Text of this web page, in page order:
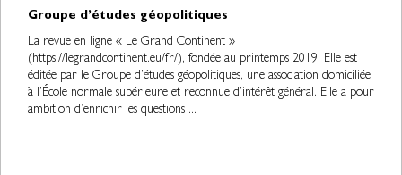
Groupe d’études géopolitiques
La revue en ligne « Le Grand Continent »
(https://legrandcontinent.eu/fr/), fondée au printemps 2019. Elle est
éditée par le Groupe d’études géopolitiques, une association domiciliée
à l’École normale supérieure et reconnue d’intérêt général. Elle a pour
ambition d’enrichir les questions ...